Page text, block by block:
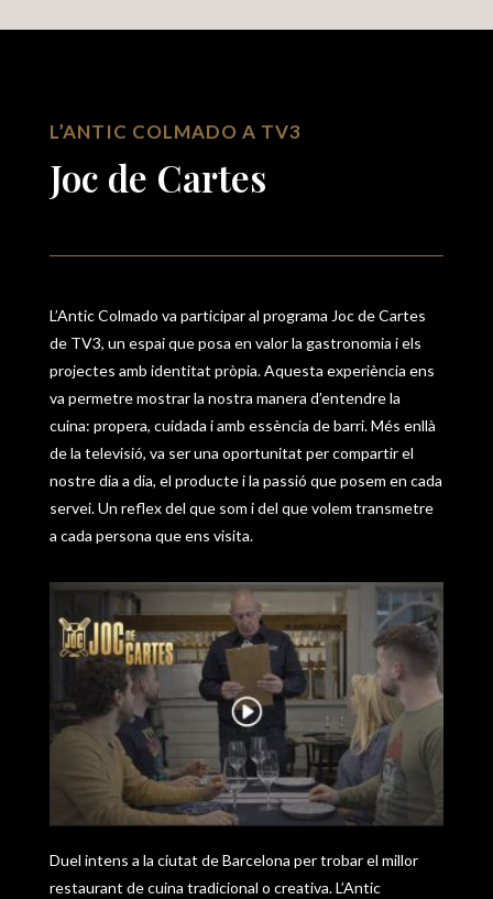
L’ANTIC COLMADO A TV3
Joc de Cartes
L’Antic Colmado va participar al programa Joc de Cartes
de TV3, un espai que posa en valor la gastronomia i els
projectes amb identitat pròpia. Aquesta experiència ens
va permetre mostrar la nostra manera d’entendre la
cuina: propera, cuidada i amb essència de barri. Més enllà
de la televisió, va ser una oportunitat per compartir el
nostre dia a dia, el producte i la passió que posem en cada
servei. Un reflex del que som i del que volem transmetre
a cada persona que ens visita.
Duel intens a la ciutat de Barcelona per trobar el millor
restaurant de cuina tradicional o creativa. L’Antic